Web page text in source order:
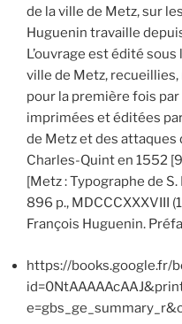
de la ville de Metz, sur
Huguenin travaille
L’ouvrage est édité
ville de Metz,
pour la première fois par
imprimées et éditées
de Metz et des
Charles-Quint en 1552
[Metz : Typographe de
896 p., MDCCCXXXVIII
François Huguenin.
https://books.google.fr/